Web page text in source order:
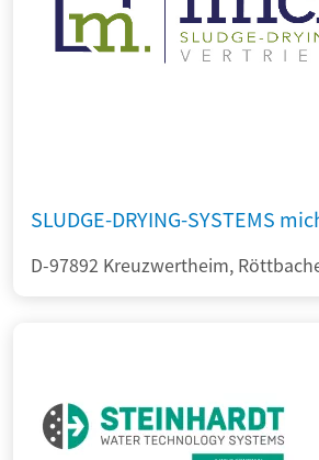
SLUDGE-DRYING-SYSTEMS
D-97892 Kreuzwertheim,